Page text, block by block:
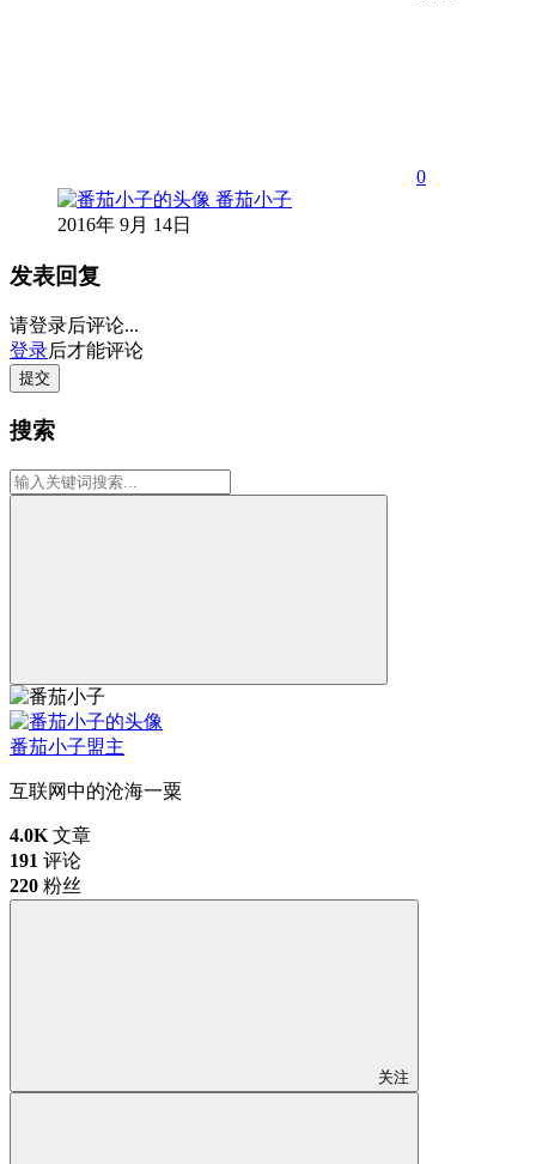
0
番茄小子
2016年 9月 14日
发表回复
请登录后评论...
登录后才能评论
提交
搜索
番茄小子盟主
互联网中的沧海一粟
4.0K 文章
191 评论
220 粉丝
关注